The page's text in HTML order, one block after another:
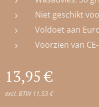
Niet geschikt
Voldoet aan
Voorzien van
13,95€
excl. BTW 11,53 €